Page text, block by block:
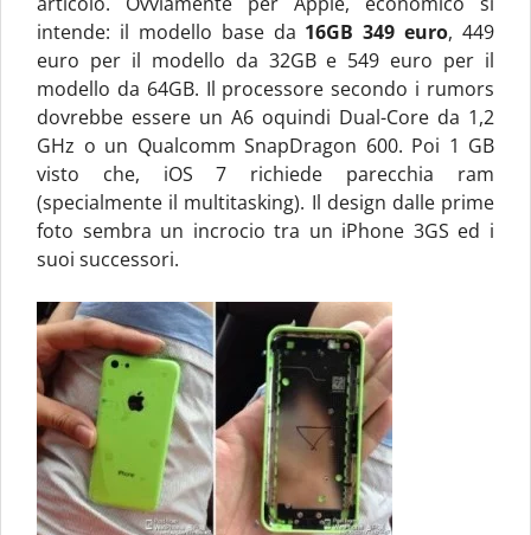
intende: il modello base da 16GB 349 euro, 449
euro per il modello da 32GB e 549 euro per il
modello da 64GB. Il processore secondo i rumors
dovrebbe essere un A6 oquindi Dual-Core da 1,2
GHz o un Qualcomm SnapDragon 600. Poi 1 GB
visto che, iOS 7 richiede parecchia ram
(specialmente il multitasking). Il design dalle prime
foto sembra un incrocio tra un iPhone 3GS ed i
suoi successori.